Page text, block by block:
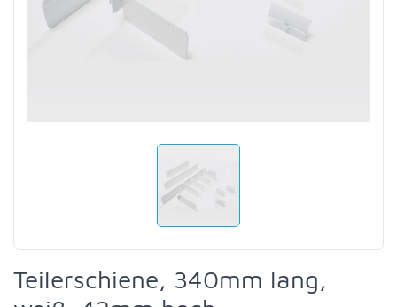
Teilerschiene, 340mm lang,